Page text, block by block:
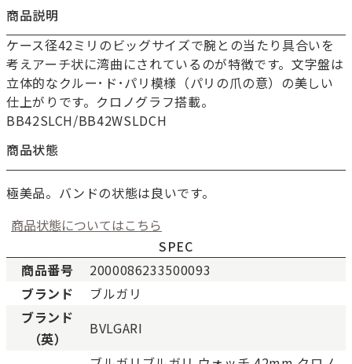
商品説明
ケース径42ミリのビッグサイズで腕との当たり具合いを
考えアーチ状に湾曲にされているのが特徴です。文字盤は
立体的なクルー･ド･パリ模様（パリの爪の意）の美しい
仕上がりです。クロノグラフ搭載。
BB42SLCH/BB42WSLDCH
商品状態
極美品。バンドの状態は良いです。
商品状態についてはこちら
未使用
SPEC
商品番号
2000086233500093
ブランド
ブルガリ
ブランド
（英）
BVLGARI